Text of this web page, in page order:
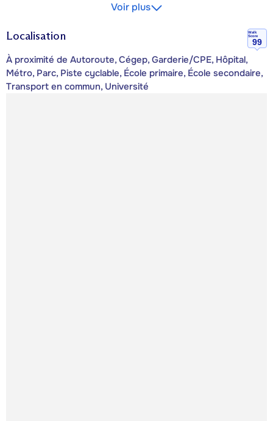
Voir plus
Localisation
Walk
Score
99
À proximité de Autoroute, Cégep, Garderie/CPE, Hôpital,
Métro, Parc, Piste cyclable, École primaire, École secondaire,
Transport en commun, Université